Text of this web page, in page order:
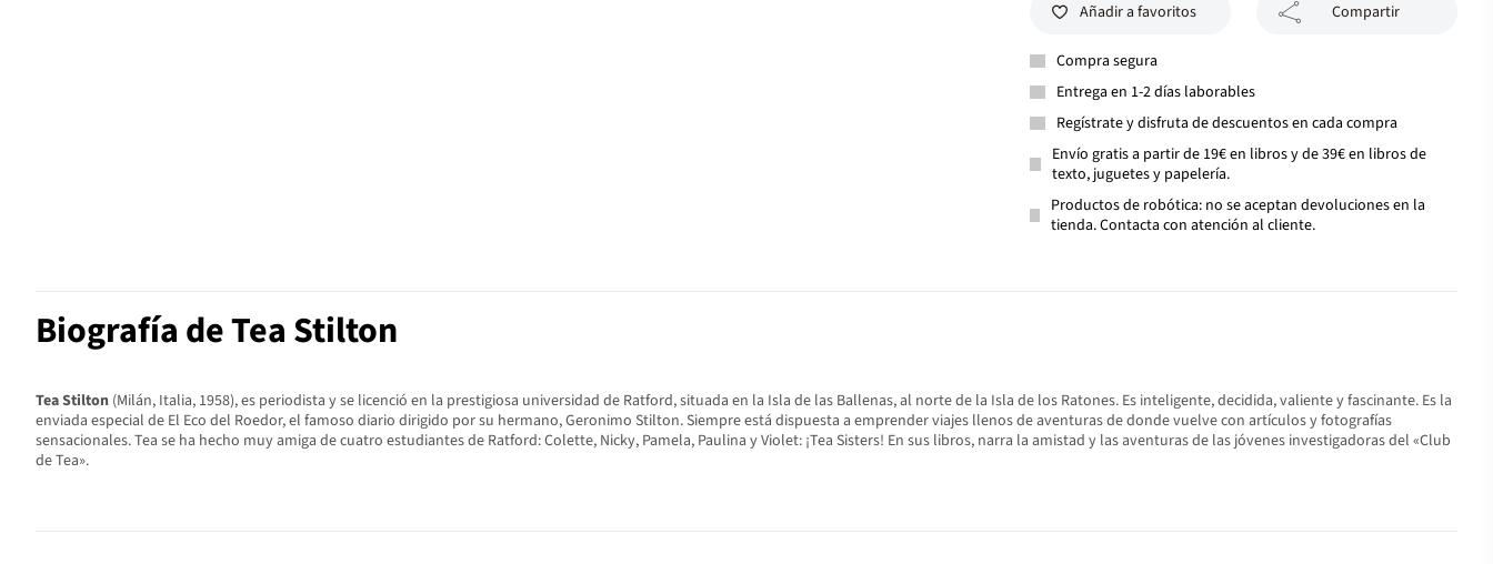
Añadir a favoritos Compartir
Compra segura
Entrega en 1-2 días laborables
Regístrate y disfruta de descuentos en cada compra
Envío gratis a partir de 19€ en libros y de 39€ en libros de
texto, juguetes y papelería.
Productos de robótica: no se aceptan devoluciones en la
tienda. Contacta con atención al cliente.
Biografía de Tea Stilton
Tea Stilton (Milán, Italia, 1958), es periodista y se licenció en la prestigiosa universidad de Ratford, situada en la Isla de las Ballenas, al norte de la Isla de los Ratones. Es inteligente, decidida, valiente y fascinante. Es la
enviada especial de El Eco del Roedor, el famoso diario dirigido por su hermano, Geronimo Stilton. Siempre está dispuesta a emprender viajes llenos de aventuras de donde vuelve con artículos y fotografías
sensacionales. Tea se ha hecho muy amiga de cuatro estudiantes de Ratford: Colette, Nicky, Pamela, Paulina y Violet: ¡Tea Sisters! En sus libros, narra la amistad y las aventuras de las jóvenes investigadoras del «Club
de Tea».